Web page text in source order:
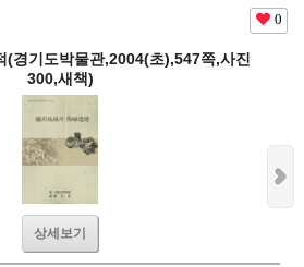
0
(경기도박물관,2004(초),547쪽,사진
300,새책)
상세보기